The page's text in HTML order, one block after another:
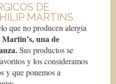
DE
MARTINS
que no producen alergia
una de
Sus productos se
y los consideramos
y que ponemos a